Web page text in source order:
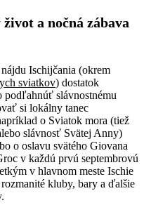
život a nočná zábava
Ischijčania (okrem
sviatkov) dostatok
podľahnúť slávnostnému
si lokálny tanec
o Sviatok mora (tiež
slávnosť Svätej Anny)
o oslavu svätého Giovana
v každú prvú septembrovú
v hlavnom meste Ischie
kluby, bary a ďalšie